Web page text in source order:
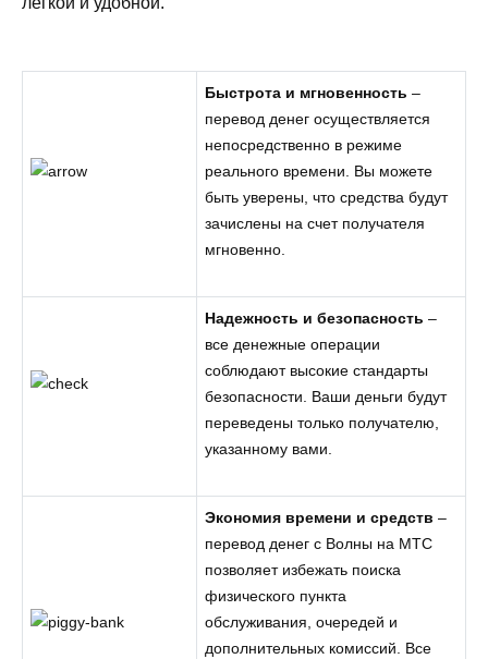
Быстрота и мгновенность –
перевод денег осуществляется
непосредственно в режиме
реального времени. Вы можете
быть уверены, что средства будут
зачислены на счет получателя
мгновенно.
Надежность и безопасность –
все денежные операции
соблюдают высокие стандарты
безопасности. Ваши деньги будут
переведены только получателю,
указанному вами.
Экономия времени и средств –
перевод денег с Волны на МТС
позволяет избежать поиска
физического пункта
обслуживания, очередей и
дополнительных комиссий. Все